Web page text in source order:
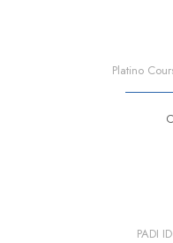
Platino
PADI